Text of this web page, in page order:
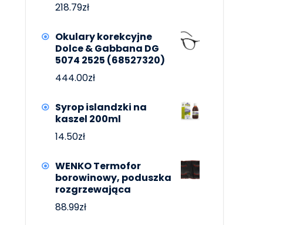
218.79zł
Okulary korekcyjne
Dolce & Gabbana DG
5074 2525 (68527320)
444.00zł
Syrop islandzki na
kaszel 200ml
14.50zł
WENKO Termofor
borowinowy, poduszka
rozgrzewająca
88.99zł